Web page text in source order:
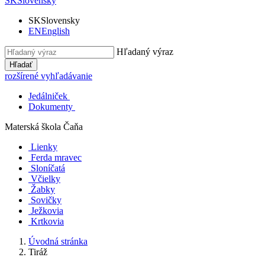
SKSlovensky
ENEnglish
Hľadaný výraz
Hľadať
rozšírené vyhľadávanie
Jedálniček
Dokumenty
Materská škola Čaňa
Lienky
Ferda mravec
Sloníčatá
Včielky
Žabky
Sovičky
Ježkovia
Krtkovia
Úvodná stránka
Tiráž